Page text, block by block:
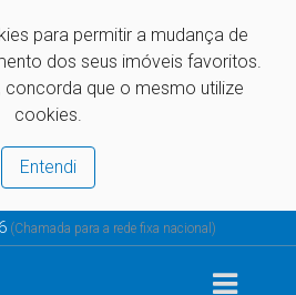
para permitir a mudança de
dos seus imóveis favoritos.
concorda que o mesmo utilize
cookies.
Entendi
(Chamada para a rede fixa nacional)